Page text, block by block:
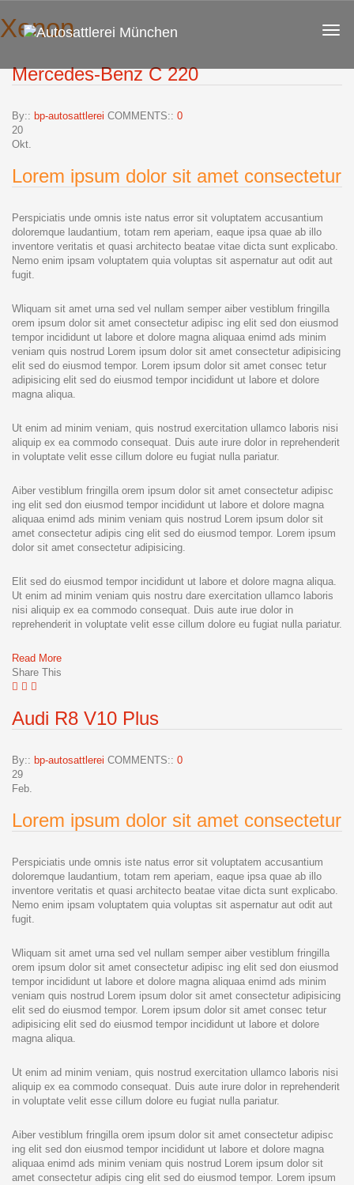
Xenon
Mercedes-Benz C 220
By:: bp-autosattlerei COMMENTS:: 0
20
Okt.
Lorem ipsum dolor sit amet consectetur
Perspiciatis unde omnis iste natus error sit voluptatem accusantium
doloremque laudantium, totam rem aperiam, eaque ipsa quae ab illo
inventore veritatis et quasi architecto beatae vitae dicta sunt explicabo.
Nemo enim ipsam voluptatem quia voluptas sit aspernatur aut odit aut
fugit.
Wliquam sit amet urna sed vel nullam semper aiber vestiblum fringilla
orem ipsum dolor sit amet consectetur adipisc ing elit sed don eiusmod
tempor incididunt ut labore et dolore magna aliquaa enimd ads minim
veniam quis nostrud Lorem ipsum dolor sit amet consectetur adipisicing
elit sed do eiusmod tempor. Lorem ipsum dolor sit amet consec tetur
adipisicing elit sed do eiusmod tempor incididunt ut labore et dolore
magna aliqua.
Ut enim ad minim veniam, quis nostrud exercitation ullamco laboris nisi
aliquip ex ea commodo consequat. Duis aute irure dolor in reprehenderit
in voluptate velit esse cillum dolore eu fugiat nulla pariatur.
Aiber vestiblum fringilla orem ipsum dolor sit amet consectetur adipisc
ing elit sed don eiusmod tempor incididunt ut labore et dolore magna
aliquaa enimd ads minim veniam quis nostrud Lorem ipsum dolor sit
amet consectetur adipis cing elit sed do eiusmod tempor. Lorem ipsum
dolor sit amet consectetur adipisicing.
Elit sed do eiusmod tempor incididunt ut labore et dolore magna aliqua.
Ut enim ad minim veniam quis nostru dare exercitation ullamco laboris
nisi aliquip ex ea commodo consequat. Duis aute irue dolor in
reprehenderit in voluptate velit esse cillum dolore eu fugiat nulla pariatur.
Read More
Share This
Audi R8 V10 Plus
By:: bp-autosattlerei COMMENTS:: 0
29
Feb.
Lorem ipsum dolor sit amet consectetur
Perspiciatis unde omnis iste natus error sit voluptatem accusantium
doloremque laudantium, totam rem aperiam, eaque ipsa quae ab illo
inventore veritatis et quasi architecto beatae vitae dicta sunt explicabo.
Nemo enim ipsam voluptatem quia voluptas sit aspernatur aut odit aut
fugit.
Wliquam sit amet urna sed vel nullam semper aiber vestiblum fringilla
orem ipsum dolor sit amet consectetur adipisc ing elit sed don eiusmod
tempor incididunt ut labore et dolore magna aliquaa enimd ads minim
veniam quis nostrud Lorem ipsum dolor sit amet consectetur adipisicing
elit sed do eiusmod tempor. Lorem ipsum dolor sit amet consec tetur
adipisicing elit sed do eiusmod tempor incididunt ut labore et dolore
magna aliqua.
Ut enim ad minim veniam, quis nostrud exercitation ullamco laboris nisi
aliquip ex ea commodo consequat. Duis aute irure dolor in reprehenderit
in voluptate velit esse cillum dolore eu fugiat nulla pariatur.
Aiber vestiblum fringilla orem ipsum dolor sit amet consectetur adipisc
ing elit sed don eiusmod tempor incididunt ut labore et dolore magna
aliquaa enimd ads minim veniam quis nostrud Lorem ipsum dolor sit
amet consectetur adipis cing elit sed do eiusmod tempor. Lorem ipsum